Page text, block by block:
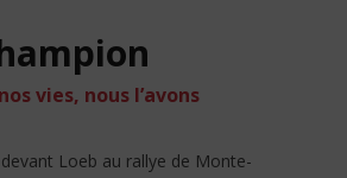
février
Garfz
vies, nous l’avons
Loeb au rallye de Monte-